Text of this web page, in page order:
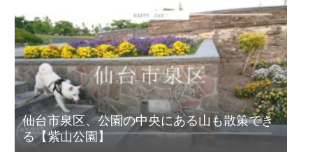
仙台市泉区、公園の中央にある山も散策でき
る【紫山公園】